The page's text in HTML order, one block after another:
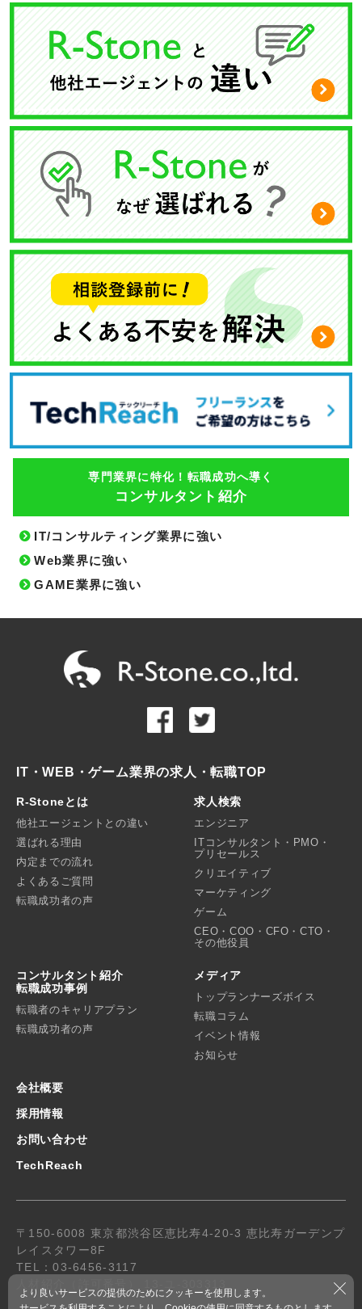
専門業界に特化！転職成功へ導く
コンサルタント紹介
IT/コンサルティング業界に強い
Web業界に強い
GAME業界に強い
IT・WEB・ゲーム業界の求人・転職TOP
R-Stoneとは
他社エージェントとの違い
選ばれる理由
内定までの流れ
よくあるご質問
転職成功者の声
求人検索
エンジニア
ITコンサルタント・PMO・
プリセールス
クリエイティブ
マーケティング
ゲーム
CEO・COO・CFO・CTO・
その他役員
コンサルタント紹介
転職成功事例
転職者のキャリアプラン
転職成功者の声
メディア
トップランナーズボイス
転職コラム
イベント情報
お知らせ
会社概要
採用情報
お問い合わせ
TechReach
〒150-6008 東京都渋谷区恵比寿4-20-3 恵比寿ガーデンプ
レイスタワー8F
TEL：03-6456-3117
より良いサービスの提供のためにクッキーを使用します。